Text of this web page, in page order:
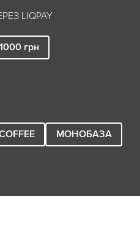
LIQPAY
1000 грн
МОНОБАЗА